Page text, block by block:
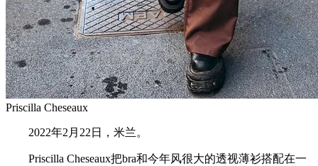
Priscilla Cheseaux
2022年2月22日，米兰。
Priscilla Cheseaux把bra和今年风很大的透视薄衫搭配在一